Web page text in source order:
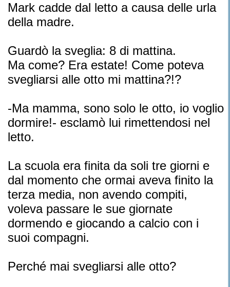
Mark cadde dal letto a causa delle urla
della madre.
Guardò la sveglia: 8 di mattina.
Ma come? Era estate! Come poteva
svegliarsi alle otto mi mattina?!?
-Ma mamma, sono solo le otto, io voglio
dormire!- esclamò lui rimettendosi nel
letto.
La scuola era finita da soli tre giorni e
dal momento che ormai aveva finito la
terza media, non avendo compiti,
voleva passare le sue giornate
dormendo e giocando a calcio con i
suoi compagni.
Perché mai svegliarsi alle otto?